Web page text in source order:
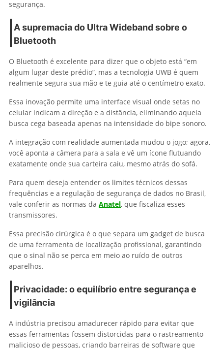
segurança.
A supremacia do Ultra Wideband sobre o
Bluetooth
O Bluetooth é excelente para dizer que o objeto está “em
algum lugar deste prédio”, mas a tecnologia UWB é quem
realmente segura sua mão e te guia até o centímetro exato.
Essa inovação permite uma interface visual onde setas no
celular indicam a direção e a distância, eliminando aquela
busca cega baseada apenas na intensidade do bipe sonoro.
A integração com realidade aumentada mudou o jogo; agora,
você aponta a câmera para a sala e vê um ícone flutuando
exatamente onde sua carteira caiu, mesmo atrás do sofá.
Para quem deseja entender os limites técnicos dessas
frequências e a regulação de segurança de dados no Brasil,
vale conferir as normas da Anatel, que fiscaliza esses
transmissores.
Essa precisão cirúrgica é o que separa um gadget de busca
de uma ferramenta de localização profissional, garantindo
que o sinal não se perca em meio ao ruído de outros
aparelhos.
Privacidade: o equilíbrio entre segurança e
vigilância
A indústria precisou amadurecer rápido para evitar que
essas ferramentas fossem distorcidas para o rastreamento
malicioso de pessoas, criando barreiras de software que